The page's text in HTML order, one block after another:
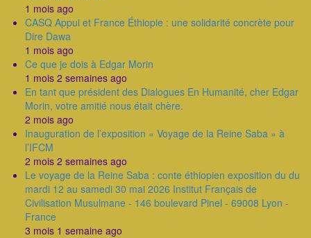
1 mois ago
CASQ Appui et France Éthiopie : une solidarité concrète pour
Dire Dawa
1 mois ago
Ce que je dois à Edgar Morin
1 mois 2 semaines ago
En tant que président des Dialogues En Humanité, cher Edgar
Morin, votre amitié nous était chère.
2 mois ago
Inauguration de l’exposition « Voyage de la Reine Saba » à
l’IFCM
2 mois 2 semaines ago
Le voyage de la Reine Saba : conte éthiopien exposition du du
mardi 12 au samedi 30 mai 2026 Institut Français de
Civilisation Musulmane - 146 boulevard Pinel - 69008 Lyon -
France
3 mois 1 semaine ago